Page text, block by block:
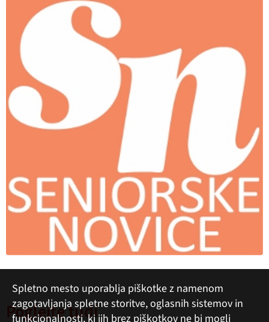
Poglejte tudi
Spletno mesto uporablja piškotke z namenom
zagotavljanja spletne storitve, oglasnih sistemov in
funkcionalnosti, ki jih brez piškotkov ne bi mogli